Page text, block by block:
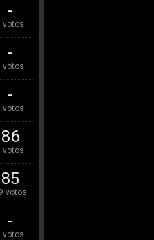
-
votos
-
votos
-
votos
86
votos
85
votos
-
votos